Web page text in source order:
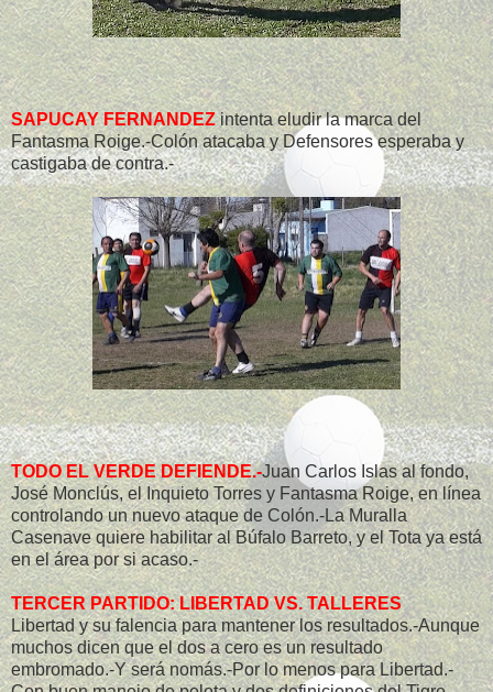
SAPUCAY FERNANDEZintenta eludir la marca del
Fantasma Roige.-Colón atacaba y Defensores esperaba y
castigaba de contra.-
TODO EL VERDE DEFIENDE.-Juan Carlos Islas al fondo,
José Monclús, el Inquieto Torres y Fantasma Roige, en línea
controlando un nuevo ataque de Colón.-La Muralla
Casenave quiere habilitar al Búfalo Barreto, y el Tota ya está
en el área por si acaso.-
TERCER PARTIDO: LIBERTAD VS. TALLERES
Libertad y su falencia para mantener los resultados.-Aunque
muchos dicen que el dos a cero es un resultado
embromado.-Y será nomás.-Por lo menos para Libertad.-